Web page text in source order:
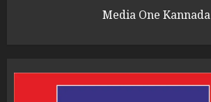
Media One Kannada